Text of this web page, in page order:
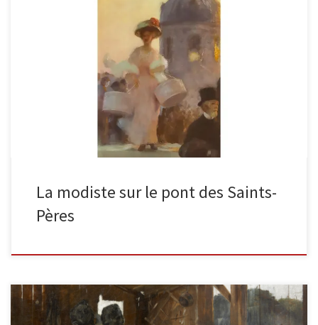
La modiste sur le pont des Saints-Pères Huile sur toile ; signé «
Gaston La Touche » sur les marches […]
La modiste sur le pont des Saints-
Pères